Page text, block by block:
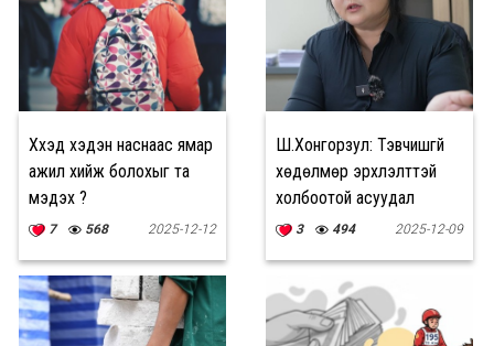
Хүүхэд хэдэн наснаас ямар
ажил хийж болохыг та
мэдэх үү?
7 568 2025-12-12
Ш.Хонгорзул: Тэвчишгүй
хөдөлмөр эрхлэлттэй
холбоотой асуудал
нуугдмал орчинд
3 494 2025-12-09